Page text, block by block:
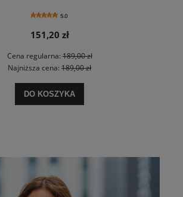
5.0
151,20 zł
Cena regularna:189,00 zł
Najniższa cena: 189,00 zł
DO KOSZYKA